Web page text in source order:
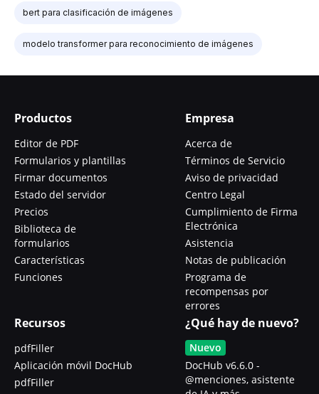
bert para clasificación de imágenes
modelo transformer para reconocimiento de imágenes
Productos
Editor de PDF
Formularios y plantillas
Firmar documentos
Estado del servidor
Precios
Biblioteca de
formularios
Características
Funciones
Empresa
Acerca de
Términos de Servicio
Aviso de privacidad
Centro Legal
Cumplimiento de Firma
Electrónica
Asistencia
Notas de publicación
Programa de
recompensas por
errores
Recursos
pdfFiller
Aplicación móvil DocHub
pdfFiller
¿Qué hay de nuevo?
Nuevo
DocHub v6.6.0 -
@menciones, asistente